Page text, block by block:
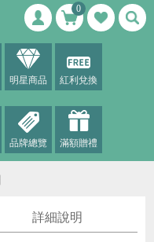
0
明星商品 紅利兌換
品牌總覽 滿額贈禮
詳細說明